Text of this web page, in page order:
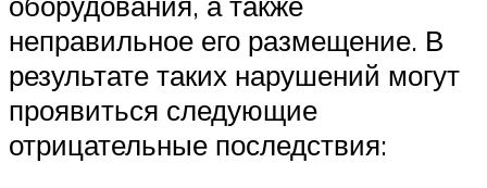
неправильное его размещение. В
результате таких нарушений могут
проявиться следующие
отрицательные последствия: